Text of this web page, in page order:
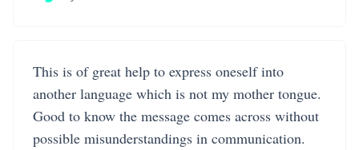
This is of great help to express oneself into
another language which is not my mother tongue.
Good to know the message comes across without
possible misunderstandings in communication.